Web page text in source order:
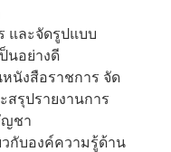
และจัดรูปแบบ
นอย่างดี
นังสือราชการ จัด
รุปรายงานการ
ญชา
กับองค์ความรู้ด้าน